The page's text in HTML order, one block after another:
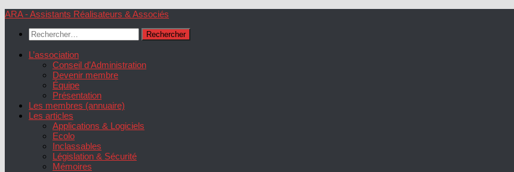
Skip
content
ARA - Assistants Réalisateurs & Associés
Rechercher :
L’association
Conseil d’Administration
Devenir membre
Équipe
Présentation
Les membres (annuaire)
Les articles
Applications & Logiciels
Ecolo
Inclassables
Législation & Sécurité
Mémoires